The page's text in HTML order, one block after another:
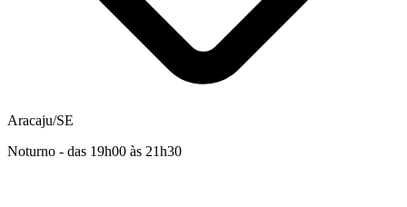
Aracaju/SE
Noturno - das 19h00 às 21h30